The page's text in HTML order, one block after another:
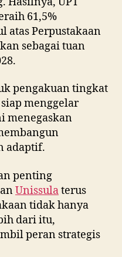
61,5%
atas Perpustakaan
sebagai tuan
pengakuan tingkat
menggelar
menegaskan
adaptif.
penting
Unissulaterus
tidak hanya
dari itu,
peran strategis